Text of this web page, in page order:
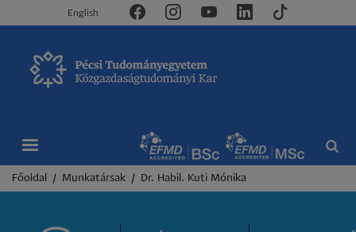
English
Morzsa
Főoldal Munkatársak Dr. Habil. Kuti Mónika